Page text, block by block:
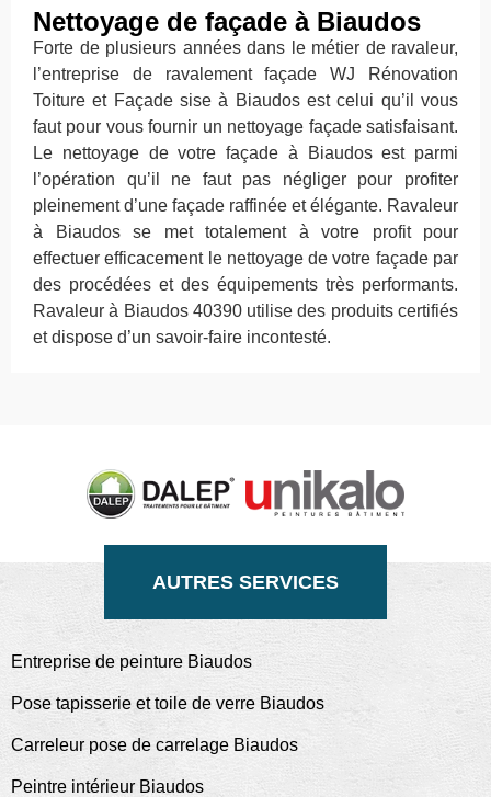
Nettoyage de façade à Biaudos
Forte de plusieurs années dans le métier de ravaleur,
l’entreprise de ravalement façade WJ Rénovation
Toiture et Façade sise à Biaudos est celui qu’il vous
faut pour vous fournir un nettoyage façade satisfaisant.
Le nettoyage de votre façade à Biaudos est parmi
l’opération qu’il ne faut pas négliger pour profiter
pleinement d’une façade raffinée et élégante. Ravaleur
à Biaudos se met totalement à votre profit pour
effectuer efficacement le nettoyage de votre façade par
des procédées et des équipements très performants.
Ravaleur à Biaudos 40390 utilise des produits certifiés
et dispose d’un savoir-faire incontesté.
AUTRES SERVICES
Entreprise de peinture Biaudos
Pose tapisserie et toile de verre Biaudos
Carreleur pose de carrelage Biaudos
Peintre intérieur Biaudos